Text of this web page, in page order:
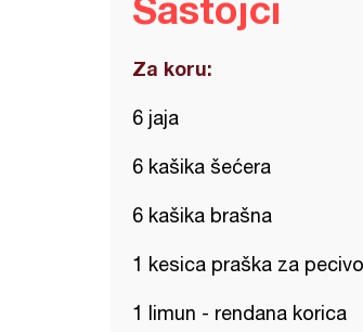
Za koru:
6 jaja
6 kašika šećera
6 kašika brašna
1 kesica praška za pecivo
1 limun - rendana korica